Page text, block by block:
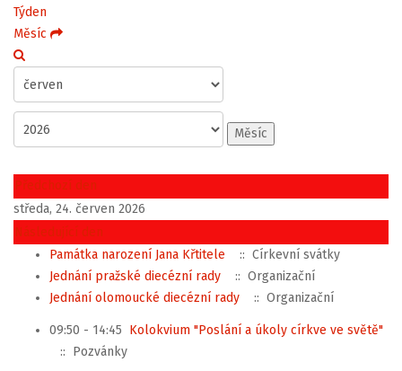
Týden
Měsíc
Měsíc
Předchozí den
středa, 24. červen 2026
Následující den
Památka narození Jana Křtitele
:: Církevní svátky
Jednání pražské diecézní rady
:: Organizační
Jednání olomoucké diecézní rady
:: Organizační
09:50 - 14:45 Kolokvium "Poslání a úkoly církve ve světě"
:: Pozvánky